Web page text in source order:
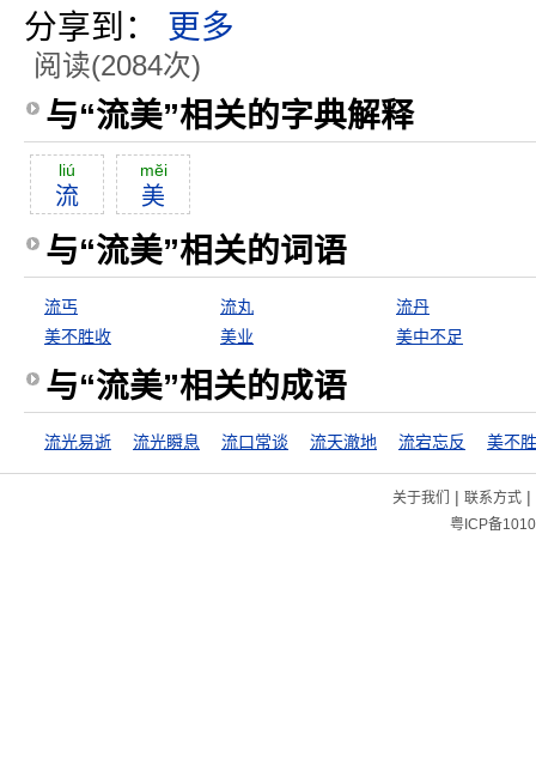
分享到： 更多
阅读(2084次)
与“流美”相关的字典解释
liú
流
mĕi
美
与“流美”相关的词语
流丐 流丸
流丹
美不胜收
美业 美中不足
与“流美”相关的成语
流光易逝 流光瞬息 流口常谈 流天澈地 流宕忘反 美不
关于我们 | 联系方式|
粤ICP备